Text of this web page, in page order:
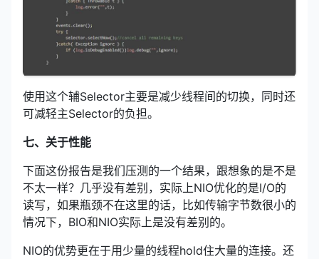
使用这个辅Selector主要是减少线程间的切换，同时还
可减轻主Selector的负担。
七、关于性能
下面这份报告是我们压测的一个结果，跟想象的是不是
不太一样？几乎没有差别，实际上NIO优化的是I/O的
读写，如果瓶颈不在这里的话，比如传输字节数很小的
情况下，BIO和NIO实际上是没有差别的。
NIO的优势更在于用少量的线程hold住大量的连接。还